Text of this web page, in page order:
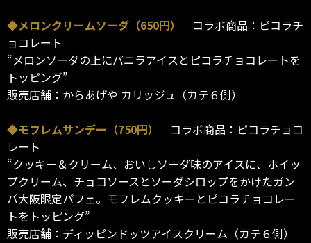
◆メロンクリームソーダ（650円）
コラボ商品：ピコラチ
ョコレート
“メロンソーダの上にバニラアイスとピコラチョコレートを
トッピング”
販売店舗：からあげや カリッジュ（カテ６側）
◆モフレムサンデー（750円）
コラボ商品：ピコラチョコ
レート
“クッキー＆クリーム、おいしソーダ味のアイスに、ホイッ
プクリーム、チョコソースとソーダシロップをかけたガン
バ大阪限定パフェ。モフレムクッキーとピコラチョコレー
トをトッピング”
販売店舗：ディッピンドッツアイスクリーム（カテ６側）